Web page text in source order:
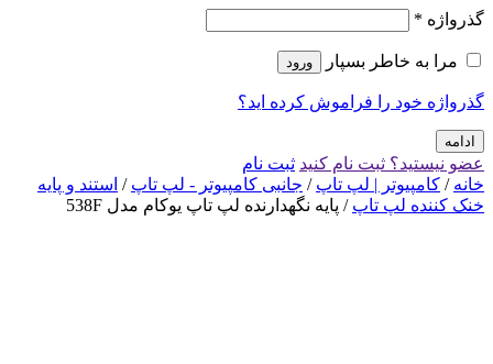
گذرواژه *
مرا به خاطر بسپار ورود
گذرواژه خود را فراموش کرده اید؟
ادامه
عضو نیستید؟ ثبت نام کنید ثبت نام
خانه / کامپیوتر | لپ تاپ / جانبی کامپیوتر - لپ تاپ / استند و پایه
خنک کننده لپ تاپ / پایه نگهدارنده لپ تاپ یوکام مدل 538F